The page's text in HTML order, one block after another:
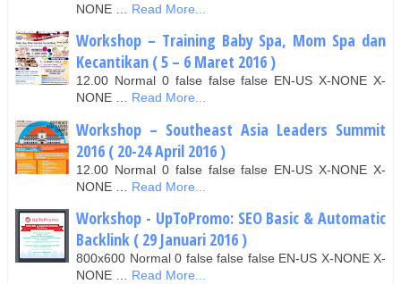
NONE …
Read More...
Workshop – Training Baby Spa, Mom Spa dan
Kecantikan ( 5 – 6 Maret 2016 )
12.00 Normal 0 false false false EN-US X-NONE X-
NONE … Read More...
Workshop – Southeast Asia Leaders Summit
2016 ( 20-24 April 2016 )
12.00 Normal 0 false false false EN-US X-NONE X-
NONE …
Read More...
Workshop - UpToPromo: SEO Basic & Automatic
Backlink ( 29 Januari 2016 )
800x600 Normal 0 false false false EN-US X-NONE X-
NONE … Read More...